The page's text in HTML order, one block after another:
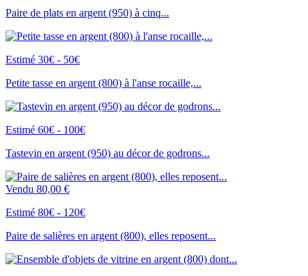
Paire de plats en argent (950) à cinq...
Estimé 30€ - 50€
Petite tasse en argent (800) à l'anse rocaille,...
Estimé 60€ - 100€
Tastevin en argent (950) au décor de godrons...
Vendu 80,00 €
Estimé 80€ - 120€
Paire de salières en argent (800), elles reposent...